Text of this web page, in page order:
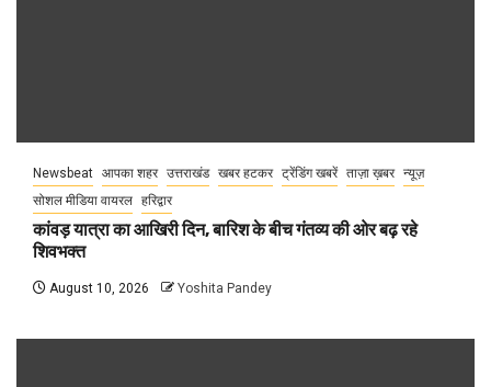
Newsbeat आपका शहर उत्तराखंड खबर हटकर ट्रेंडिंग खबरें ताज़ा ख़बर न्यूज़
सोशल मीडिया वायरल हरिद्वार
कांवड़ यात्रा का आखिरी दिन, बारिश के बीच गंतव्य की ओर बढ़ रहे
शिवभक्त
August 10, 2026 Yoshita Pandey